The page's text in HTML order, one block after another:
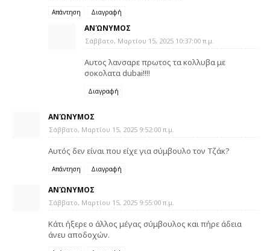
Απάντηση Διαγραφή
ΑΝΏΝΥΜΟΣ
Σάββατο, Μαρτίου 15, 2025 10:37:00 π.μ.
Αυτος λανσαρε πρωτος τα κολλυβα με
σοκολατα dubai!!!!
Διαγραφή
ΑΝΏΝΥΜΟΣ
Σάββατο, Μαρτίου 15, 2025 9:52:00 π.μ.
Αυτός δεν είναι που είχε για σύμβουλο τον Τζάκ?
Απάντηση Διαγραφή
ΑΝΏΝΥΜΟΣ
Σάββατο, Μαρτίου 15, 2025 9:55:00 π.μ.
Κάτι ήξερε ο άλλος μέγας σύμβουλος και πήρε άδεια
άνευ αποδοχών.